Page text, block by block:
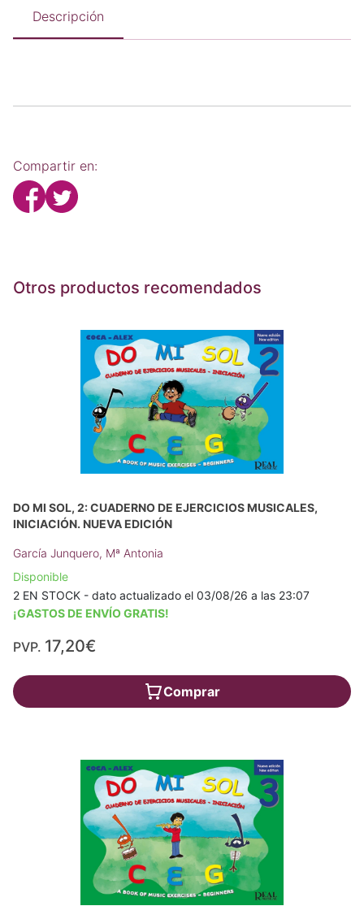
Descripción
Compartir en:
Otros productos recomendados
DO MI SOL, 2: CUADERNO DE EJERCICIOS MUSICALES,
INICIACIÓN. NUEVA EDICIÓN
García Junquero, Mª Antonia
Disponible
2 EN STOCK - dato actualizado el 03/08/26 a las 23:07
¡GASTOS DE ENVÍO GRATIS!
PVP. 17,20€
Comprar